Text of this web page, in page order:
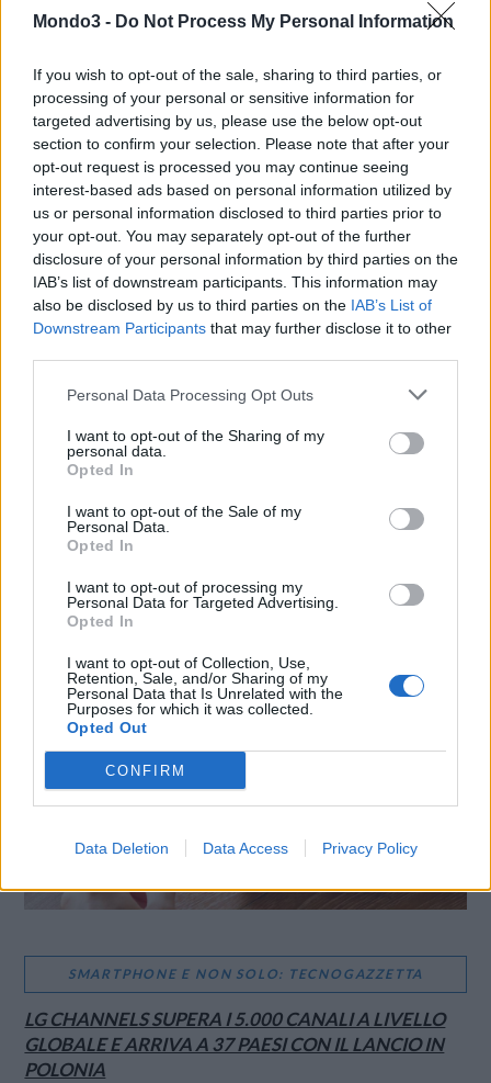
Mondo3 - Do Not Process My Personal Information
If you wish to opt-out of the sale, sharing to third parties, or
processing of your personal or sensitive information for
targeted advertising by us, please use the below opt-out
section to confirm your selection. Please note that after your
opt-out request is processed you may continue seeing
interest-based ads based on personal information utilized by
us or personal information disclosed to third parties prior to
your opt-out. You may separately opt-out of the further
disclosure of your personal information by third parties on the
IAB’s list of downstream participants. This information may
also be disclosed by us to third parties on the IAB’s List of
Downstream Participants that may further disclose it to other
Personal Data Processing Opt Outs
I want to opt-out of the Sharing of my
personal data.
Opted In
I want to opt-out of the Sale of my
Personal Data.
Opted In
I want to opt-out of processing my
Personal Data for Targeted Advertising.
Opted In
I want to opt-out of Collection, Use,
Retention, Sale, and/or Sharing of my
Personal Data that Is Unrelated with the
Purposes for which it was collected.
Opted Out
CONFIRM
Data Deletion Data Access Privacy Policy
offre un vantaggio esclusivo sia al cliente che presenta l’amico,
aggiuntivi sulla propria offerta e l’amico avrà la possibilità di
attivare la ‘ALL-IN Prime Per Te’, con 1000 minuti, 1000 SMS, 10
Giga e Netflix incluso per 3 mesi a 7 euro invece di 10, oppure la
ALL-IN Master Per Te con minuti illimitati, 1000 SMS, 30 Giga e
Netflix incluso per 3 mesi a 10 euro invece di 15. Anche l’amico
invitato potrà a sua volta presentare un’altra persona a 3,
ricevendo 15 Giga aggiuntivi.
(CS)
CONDIVIDI QUESTO ARTICOLO:
E-mail LinkedIn
X Mastodon Telegram
LE MIGLIORI OFFERTE AMAZON
SMARTPHONE E NON SOLO: TECNOGAZZETTA
LG CHANNELS SUPERA I 5.000 CANALI A LIVELLO
GLOBALE E ARRIVA A 37 PAESI CON IL LANCIO IN
POLONIA